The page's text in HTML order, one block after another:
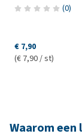
(0)
€ 7,90
(€ 7,90 / st)
Waarom